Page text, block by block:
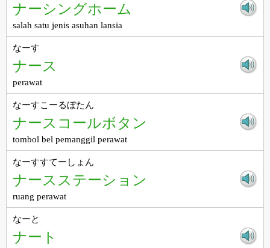
ナーシングホーム
salah satu jenis asuhan lansia
なーす
ナース
perawat
なーすこーるぼたん
ナースコールボタン
tombol bel pemanggil perawat
なーすすてーしょん
ナースステーション
ruang perawat
なーと
ナート